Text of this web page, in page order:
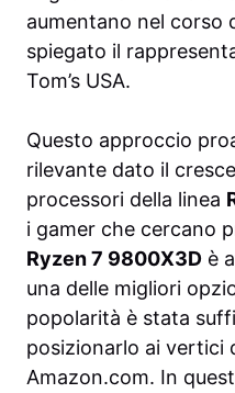
aumentano nel corso
spiegato il
Tom’s USA.
Questo approccio
rilevante dato il
processori della linea
i gamer che cercano
Ryzen 7 9800X3D è
una delle migliori
popolarità è stata
posizionarlo ai vertici
Amazon.com. In